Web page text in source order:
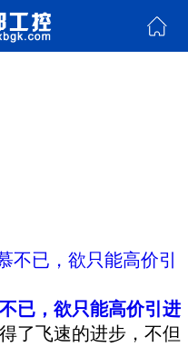
已，欲只能高价引进
了飞速的进步，不但